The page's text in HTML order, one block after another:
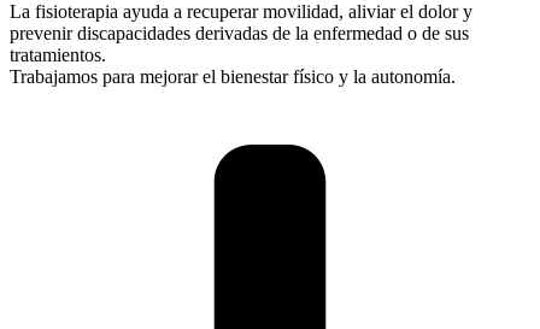
La fisioterapia ayuda a recuperar movilidad, aliviar el dolor y
prevenir discapacidades derivadas de la enfermedad o de sus
tratamientos.
Trabajamos para mejorar el bienestar físico y la autonomía.